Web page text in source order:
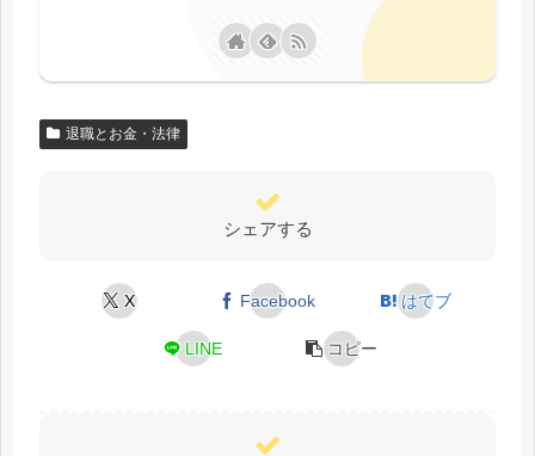
退職とお金・法律
シェアする
X Facebook はてブ
LINE コピー